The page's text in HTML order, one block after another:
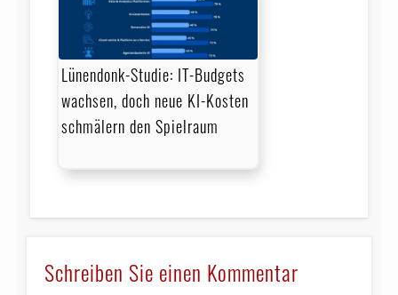
Lünendonk-Studie: IT-Budgets
wachsen, doch neue KI-Kosten
schmälern den Spielraum
Schreiben Sie einen Kommentar